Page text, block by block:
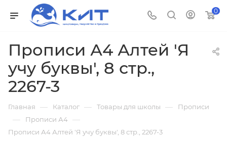
0
Прописи А4 Алтей 'Я
учу буквы', 8 стр.,
2267-3
Главная — Каталог — Товары для школы — Прописи
— Прописи А4 —
Прописи А4 Алтей 'Я учу буквы', 8 стр., 2267-3